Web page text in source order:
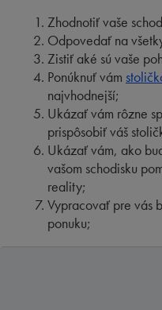
Zhodnotiť vaše
Odpovedať na
Zistiť aké sú vaše
Ponúknuť vám
najvhodnejší;
Ukázať vám rôzne
prispôsobiť váš
Ukázať vám, ako
vašom schodisku
reality;
Vypracovať pre vás
ponuku;